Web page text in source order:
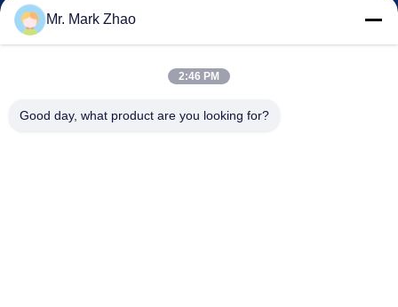
ই-মেইল
ফোন:
Mr. Mark Zhao
2:46 PM
Good day, what product are you looking for?